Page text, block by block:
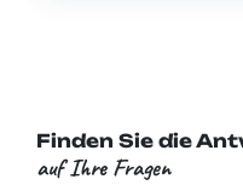
Finden Sie die
auf Ihre Fragen